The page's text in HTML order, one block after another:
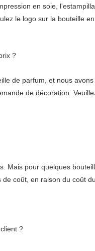
en soie,
le logo sur la bouteille
?
de parfum, et nous
de décoration.
Mais pour quelques
coût, en raison du coût
?